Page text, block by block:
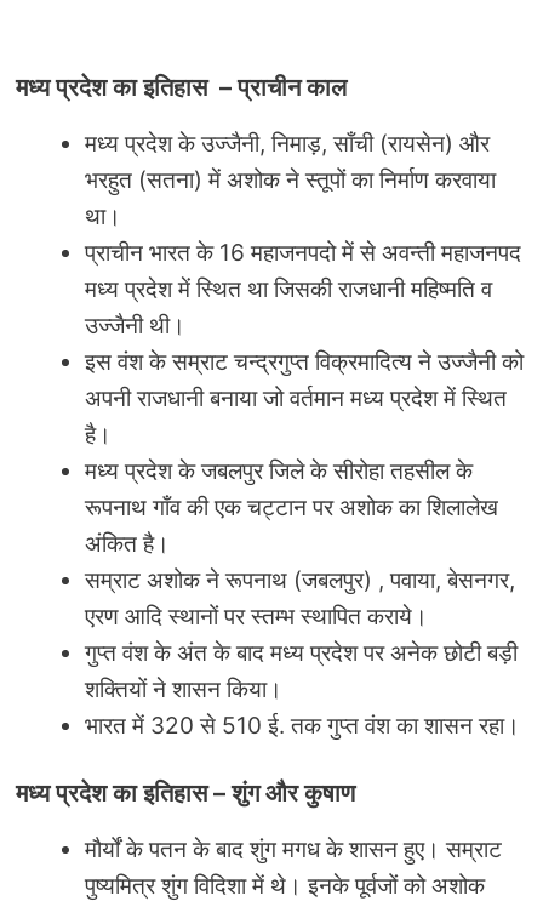
मध्य प्रदेश का इतिहास –प्राचीन काल
मध्य प्रदेश के उज्जैनी, निमाड़, साँची (रायसेन) और
भरहुत (सतना) में अशोक ने स्तूपों का निर्माण करवाया
था।
प्राचीन भारत के 16 महाजनपदो में से अवन्ती महाजनपद
मध्य प्रदेश में स्थित था जिसकी राजधानी महिष्मति व
उज्जैनी थी।
इस वंश के सम्राट चन्द्रगुप्त विक्रमादित्य ने उज्जैनी को
अपनी राजधानी बनाया जो वर्तमान मध्य प्रदेश में स्थित
है।
मध्य प्रदेश के जबलपुर जिले के सीरोहा तहसील के
रूपनाथ गाँव की एक चट्टान पर अशोक का शिलालेख
अंकित है।
सम्राट अशोक ने रूपनाथ (जबलपुर) , पवाया, बेसनगर,
एरण आदि स्थानों पर स्तम्भ स्थापित कराये।
गुप्त वंश के अंत के बाद मध्य प्रदेश पर अनेक छोटी बड़ी
शक्तियों ने शासन किया।
भारत में 320 से 510 ई. तक गुप्त वंश का शासन रहा।
मध्य प्रदेश का इतिहास–शुंग और कुषाण
मौर्यों के पतन के बाद शुंग मगध के शासन हुए। सम्राट
पुष्यमित्र शुंग विदिशा में थे। इनके पूर्वजों को अशोक